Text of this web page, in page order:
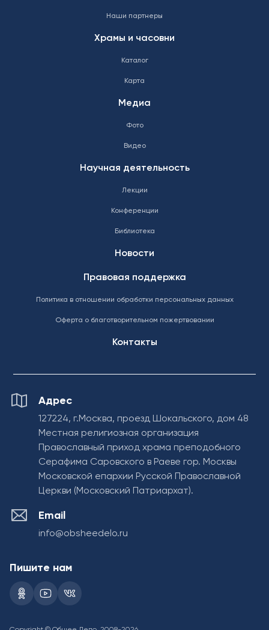
Наши партнеры
Храмы и часовни
Каталог
Карта
Медиа
Фото
Видео
Научная деятельность
Лекции
Конференции
Библиотека
Новости
Правовая поддержка
Политика в отношении обработки персональных данных
Оферта о благотворительном пожертвовании
Контакты
Адрес
127224, г.Москва, проезд Шокальского, дом 48
Местная религиозная организация
Православный приход храма преподобного
Серафима Саровского в Раеве гор. Москвы
Московской епархии Русской Православной
Церкви (Московский Патриархат).
Email
info@obsheedelo.ru
Пишите нам